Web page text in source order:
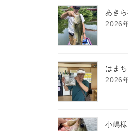
あき
2026
はま
2026
小嶋